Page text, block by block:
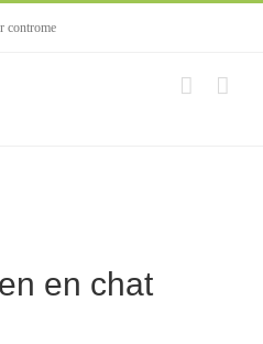
controme
en chat